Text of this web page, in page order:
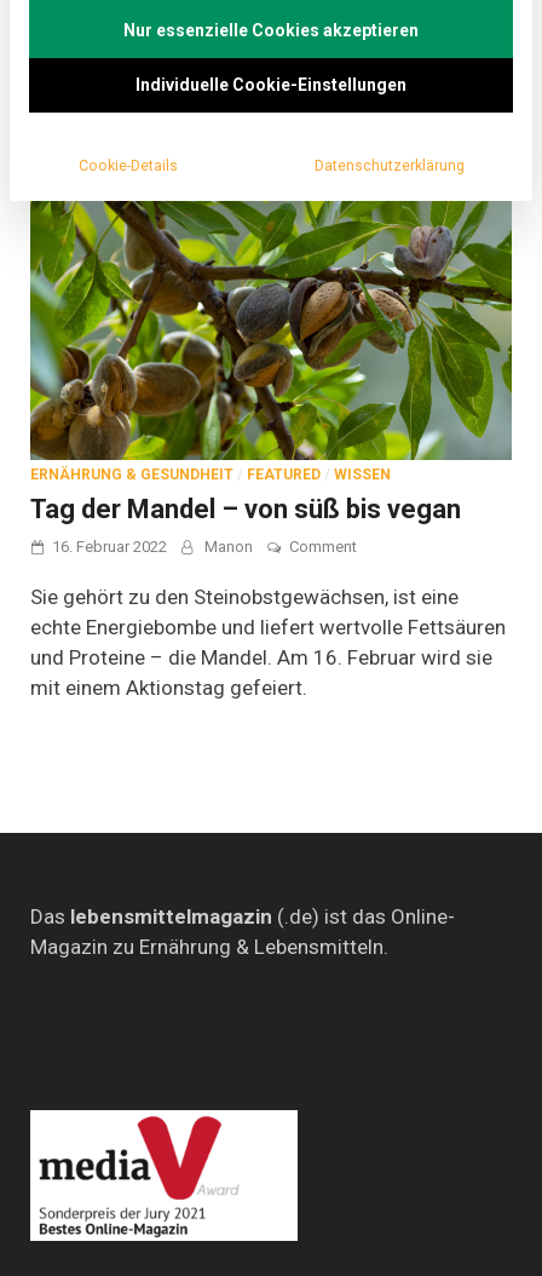
Verfügbarkeit der Mineralstoffe noch wissen sollte.
ERNÄHRUNG & GESUNDHEIT / FEATURED / WISSEN
Tag der Mandel – von süß bis vegan
16. Februar 2022 Manon Commenton
Mandel
–
von
Sie gehört zu den Steinobstgewächsen, ist eine
echte Energiebombe und liefert wertvolle Fettsäuren
und Proteine – die Mandel. Am 16. Februar wird sie
mit einem Aktionstag gefeiert.
Das lebensmittelmagazin (.de) ist das Online-
Magazin zu Ernährung & Lebensmitteln.
Nur essenzielle Cookies akzeptieren
Individuelle Cookie-Einstellungen
Cookie-Details Datenschutzerklärung